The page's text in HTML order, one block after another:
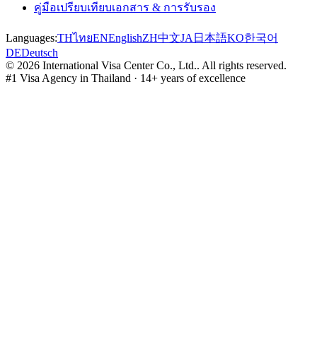
คู่มือเปรียบเทียบเอกสาร & การรับรอง
Languages:THไทยENEnglishZH中文JA 日本語KO한국어
DEDeutsch
© 2026 International Visa Center Co., Ltd.. All rights reserved.
#1 Visa Agency in Thailand · 14+ years of excellence